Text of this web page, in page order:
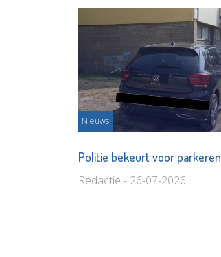
Nieuws
Politie bekeurt voor parkeren
Redactie - 26-07-2026